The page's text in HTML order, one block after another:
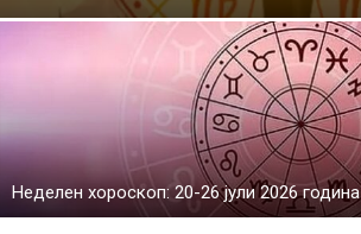
Неделен хороскоп: 20-26 јули 2026 година